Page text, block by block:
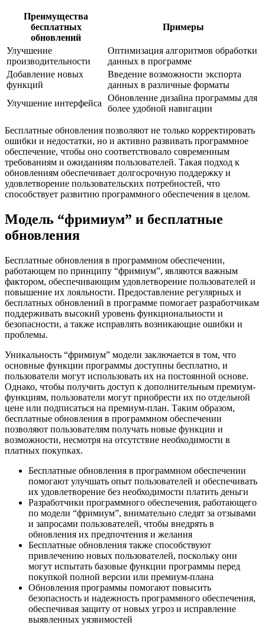
Преимущества
бесплатных
обновлений
Примеры
Улучшение
производительности
Оптимизация алгоритмов обработки
данных в программе
Добавление новых
функций
Введение возможности экспорта
данных в различные форматы
Улучшение интерфейса
Обновление дизайна программы для
более удобной навигации
Бесплатные обновления позволяют не только корректировать
ошибки и недостатки, но и активно развивать программное
обеспечение, чтобы оно соответствовало современным
требованиям и ожиданиям пользователей. Такая подход к
обновлениям обеспечивает долгосрочную поддержку и
удовлетворение пользовательских потребностей, что
способствует развитию программного обеспечения в целом.
Модель “фримиум” и бесплатные
обновления
Бесплатные обновления в программном обеспечении,
работающем по принципу “фримиум”, являются важным
фактором, обеспечивающим удовлетворение пользователей и
повышение их лояльности. Предоставление регулярных и
бесплатных обновлений в программе помогает разработчикам
поддерживать высокий уровень функциональности и
безопасности, а также исправлять возникающие ошибки и
проблемы.
Уникальность “фримиум” модели заключается в том, что
основные функции программы доступны бесплатно, и
пользователи могут использовать их на постоянной основе.
Однако, чтобы получить доступ к дополнительным премиум-
функциям, пользователи могут приобрести их по отдельной
цене или подписаться на премиум-план. Таким образом,
бесплатные обновления в программном обеспечении
позволяют пользователям получать новые функции и
возможности, несмотря на отсутствие необходимости в
платных покупках.
Бесплатные обновления в программном обеспечении
помогают улучшать опыт пользователей и обеспечивать
их удовлетворение без необходимости платить деньги
Разработчики программного обеспечения, работающего
по модели “фримиум”, внимательно следят за отзывами
и запросами пользователей, чтобы внедрять в
обновления их предпочтения и желания
Бесплатные обновления также способствуют
привлечению новых пользователей, поскольку они
могут испытать базовые функции программы перед
покупкой полной версии или премиум-плана
Обновления программы помогают повысить
безопасность и надежность программного обеспечения,
обеспечивая защиту от новых угроз и исправление
выявленных уязвимостей